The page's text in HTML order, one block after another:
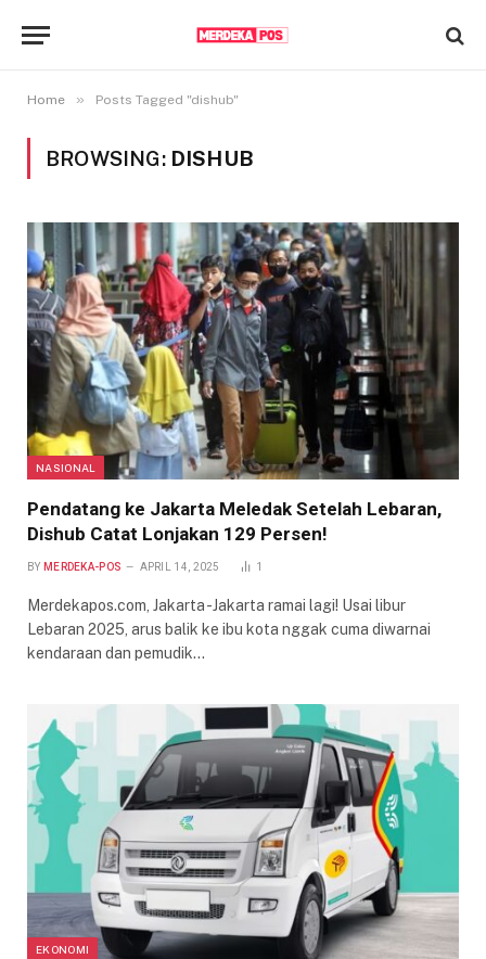
Home » Posts Tagged "dishub"
BROWSING: DISHUB
NASIONAL
Pendatang ke Jakarta Meledak Setelah Lebaran,
Dishub Catat Lonjakan 129 Persen!
BY MERDEKA-POS APRIL 14, 2025 1
Merdekapos.com, Jakarta -Jakarta ramai lagi! Usai libur
Lebaran 2025, arus balik ke ibu kota nggak cuma diwarnai
kendaraan dan pemudik…
EKONOMI